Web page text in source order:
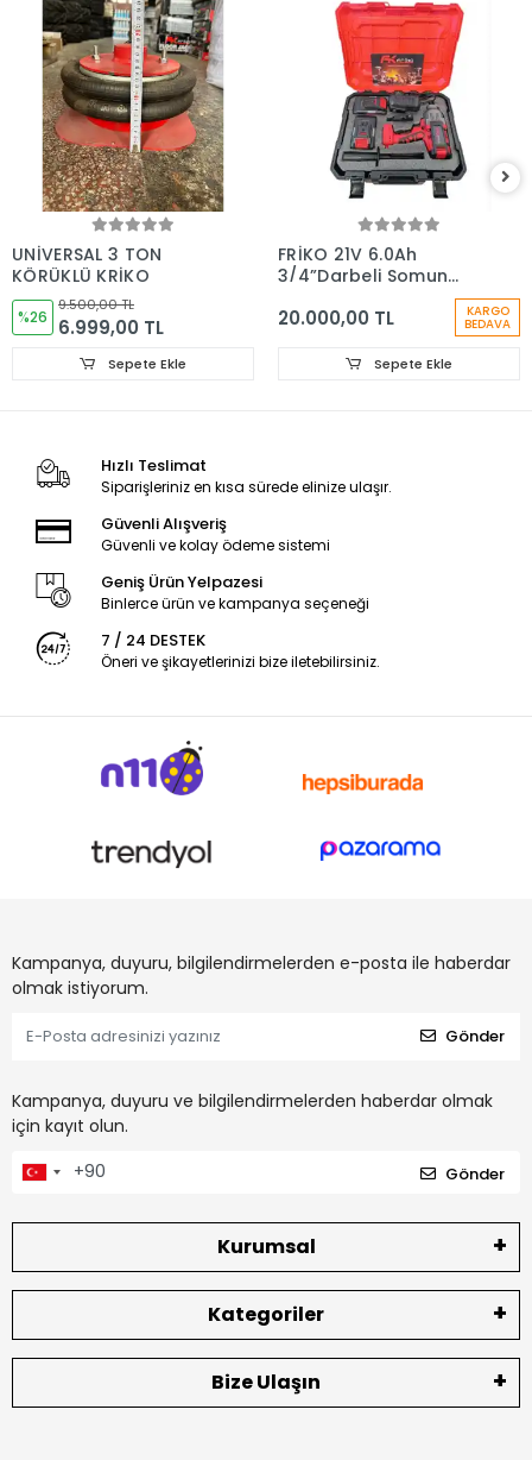
UNİVERSAL 3 TON
KÖRÜKLÜ KRİKO
%26
9.500,00 TL
6.999,00 TL
Sepete Ekle
FRİKO 21V 6.0Ah
3/4”Darbeli Somun
20.000,00 TL KARGO
BEDAVA
Sepete Ekle
Hızlı Teslimat
Siparişleriniz en kısa sürede elinize ulaşır.
Güvenli Alışveriş
Güvenli ve kolay ödeme sistemi
Geniş Ürün Yelpazesi
Binlerce ürün ve kampanya seçeneği
7 / 24 DESTEK
Öneri ve şikayetlerinizi bize iletebilirsiniz.
Kampanya, duyuru, bilgilendirmelerden e-posta ile haberdar
olmak istiyorum.
Gönder
Kampanya, duyuru ve bilgilendirmelerden haberdar olmak
için kayıt olun.
Gönder
Kurumsal
Kategoriler
Bize Ulaşın